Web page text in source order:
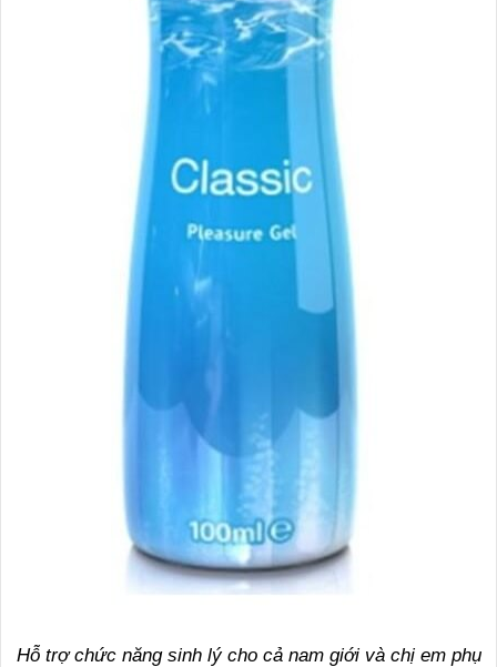
Hỗ trợ chức năng sinh lý cho cả nam giới và chị em phụ